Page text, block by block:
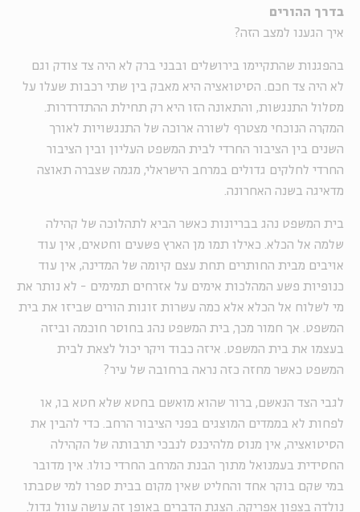
בדרך ההורים
איך הגענו למצב הזה?
בהפגנות שהתקיימו בירושלים ובבני ברק לא היה צד צודק וגם
לא היה צד חכם. הסיטואציה היא מאבק בין שתי רכבות שעלו על
מסלול התנגשות, והתאונה הזו היא רק תחילת ההתדרדרות.
המקרה הנוכחי מצטרף לשורה ארוכה של התנגשויות לאורך
השנים בין הציבור החרדי לבית המשפט העליון ובין הציבור
החרדי לחלקים גדולים במרחב הישראלי, מגמה שצברה תאוצה
מדאיגה בשנה האחרונה.
בית המשפט נהג בבריונות כאשר הביא לתהלוכה של קהילה
שלמה אל הכלא. כאילו תמו מן הארץ פשעים וחטאים, אין עוד
אויבים מבית החותרים תחת עצם קיומה של המדינה, אין עוד
כנופיות פשע המהלכות אימים על אזרחים תמימים - לא נותר את
מי לשלוח אל הכלא אלא כמה עשרות זוגות הורים שביזו את בית
המשפט. אך חמור מכך, בית המשפט נהג בחוסר חוכמה וביזה
בעצמו את בית המשפט. איזה כבוד ויקר יכול לצאת לבית
המשפט כאשר מחזה כזה נראה ברחובה של עיר?
לגבי הצד הנאשם, ברור שהוא מואשם בחטא שלא חטא בו, או
לפחות לא בממדים המוצגים בפני הציבור הרחב. כדי להבין את
הסיטואציה, אין מנוס מלהיכנס לנבכי תרבותה של הקהילה
החסידית בעמנואל מתוך הבנת המרחב החרדי כולו. אין מדובר
במי שקם בוקר אחד והחליט שאין מקום בבית ספרו למי שסבתו
נולדה בצפון אפריקה. הצגת הדברים באופן זה עושה עוול גדול.